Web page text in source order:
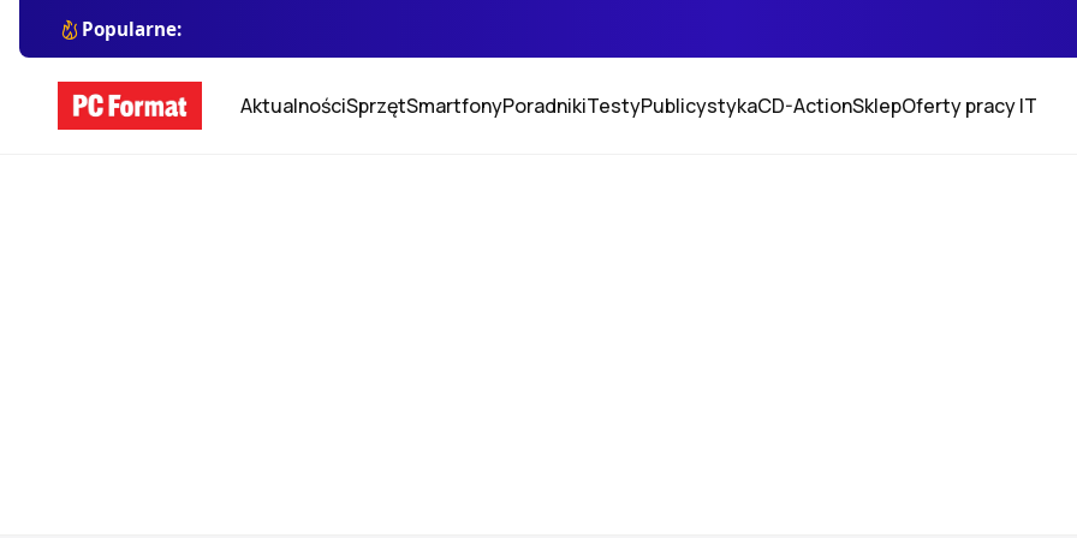
Popularne:
AktualnościSprzętSmartfonyPoradnikiTestyPublicystykaCD-ActionSklepOferty pracy IT